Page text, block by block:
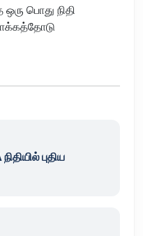
பொது நிதி
புதிய